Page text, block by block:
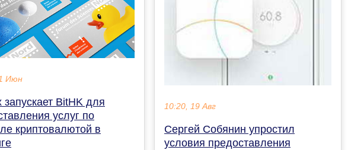
Июн
запускает BitHK для
услуг по
криптовалютой в
10:20, 19 Авг
Сергей Собянин упростил
условия предоставления